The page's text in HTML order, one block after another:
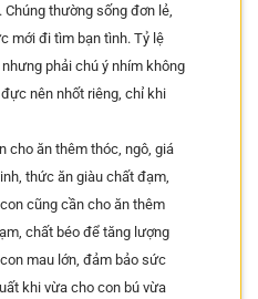
thường sống đơn lẻ,
mới đi tìm bạn tình. Tỷ lệ
phải chú ý nhím không
nên nhốt riêng, chỉ khi
cho ăn thêm thóc, ngô, giá
thức ăn giàu chất đạm,
cũng cần cho ăn thêm
chất béo để tăng lượng
mau lớn, đảm bảo sức
khi vừa cho con bú vừa